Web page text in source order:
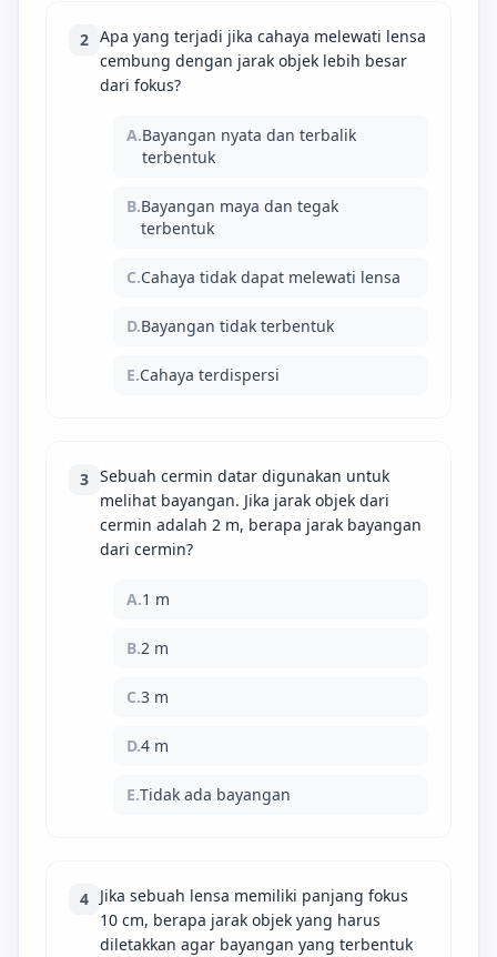
2 Apa yang terjadi jika cahaya melewati lensa
cembung dengan jarak objek lebih besar
dari fokus?
A.Bayangan nyata dan terbalik
terbentuk
B.Bayangan maya dan tegak
terbentuk
C.Cahaya tidak dapat melewati lensa
D.Bayangan tidak terbentuk
E.Cahaya terdispersi
3 Sebuah cermin datar digunakan untuk
melihat bayangan. Jika jarak objek dari
cermin adalah 2 m, berapa jarak bayangan
dari cermin?
A.1 m
B.2 m
C.3 m
D.4 m
E.Tidak ada bayangan
4 Jika sebuah lensa memiliki panjang fokus
10 cm, berapa jarak objek yang harus
diletakkan agar bayangan yang terbentuk